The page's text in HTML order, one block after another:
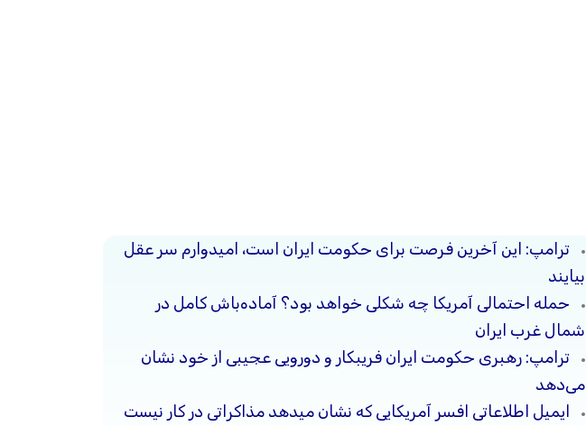
ترامپ: این آخرین فرصت برای حکومت ایران است، امیدوارم سر عقل
بیایند
حمله احتمالی آمریکا چه شکلی خواهد بود؟ آماده‌باش کامل در
شمال غرب ایران
ترامپ: رهبری حکومت ایران فریبکار و دورویی عجیبی از خود نشان
می‌دهد
ایمیل اطلاعاتی افسر آمریکایی که نشان میدهد مذاکراتی در کار نیست